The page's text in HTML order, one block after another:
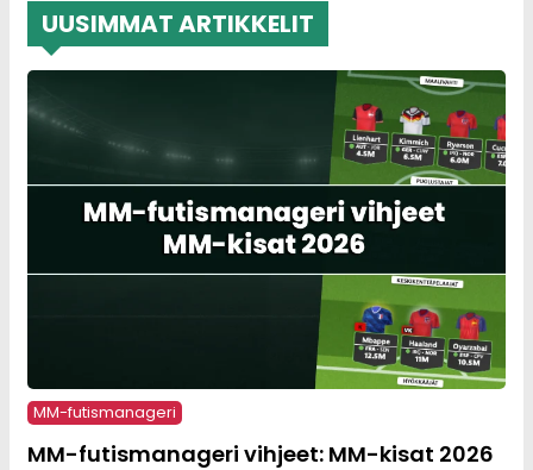
UUSIMMAT ARTIKKELIT
MM-futismanageri
MM-futismanageri vihjeet: MM-kisat 2026